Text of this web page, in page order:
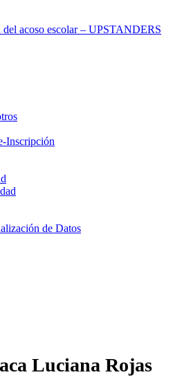
del acoso escolar – UPSTANDERS
Inscripción
de Datos
Luciana Rojas